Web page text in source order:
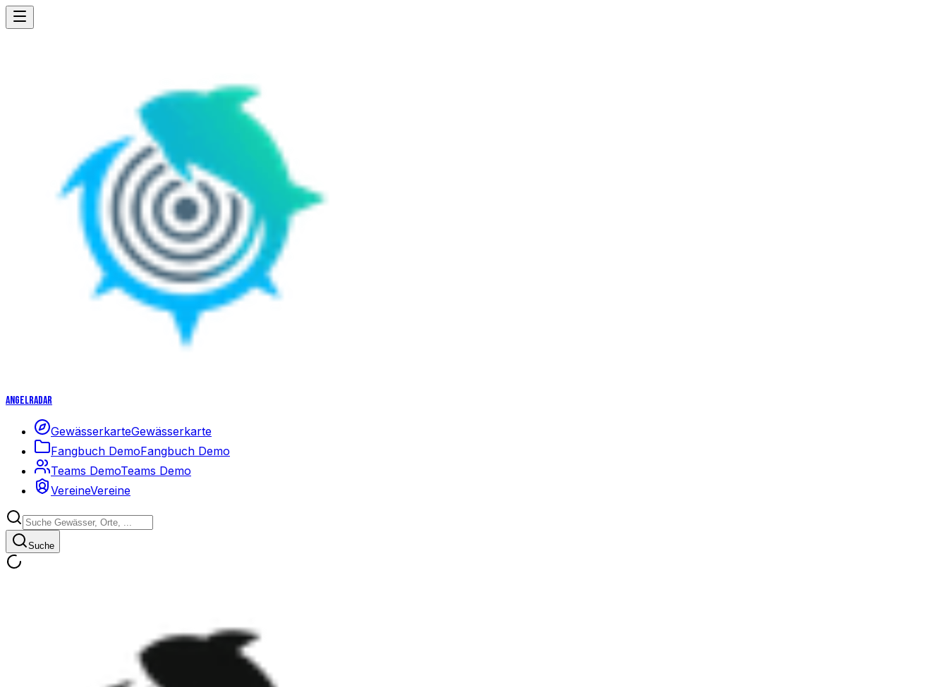
Angelradar
GewässerkarteGewässerkarte
Fangbuch DemoFangbuch Demo
Teams DemoTeams Demo
VereineVereine
Suche